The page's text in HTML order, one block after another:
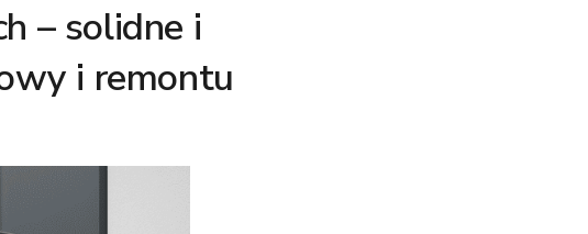
– solidne i
i remontu